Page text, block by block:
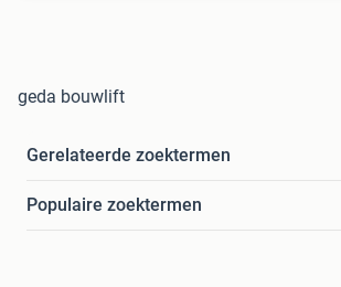
geda bouwlift
Gerelateerde zoektermen
Populaire zoektermen